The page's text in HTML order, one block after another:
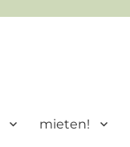
mieten!